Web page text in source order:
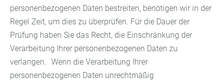
personenbezogenen Daten bestreiten, benötigen wir in der
Regel Zeit, um dies zu überprüfen. Für die Dauer der
Prüfung haben Sie das Recht, die Einschränkung der
Verarbeitung Ihrer personenbezogenen Daten zu
verlangen. Wenn die Verarbeitung Ihrer
personenbezogenen Daten unrechtmäßig